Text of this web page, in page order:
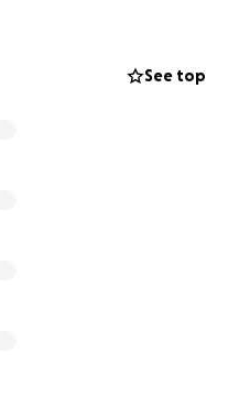
en kreeg ik een
in Marbella
See top